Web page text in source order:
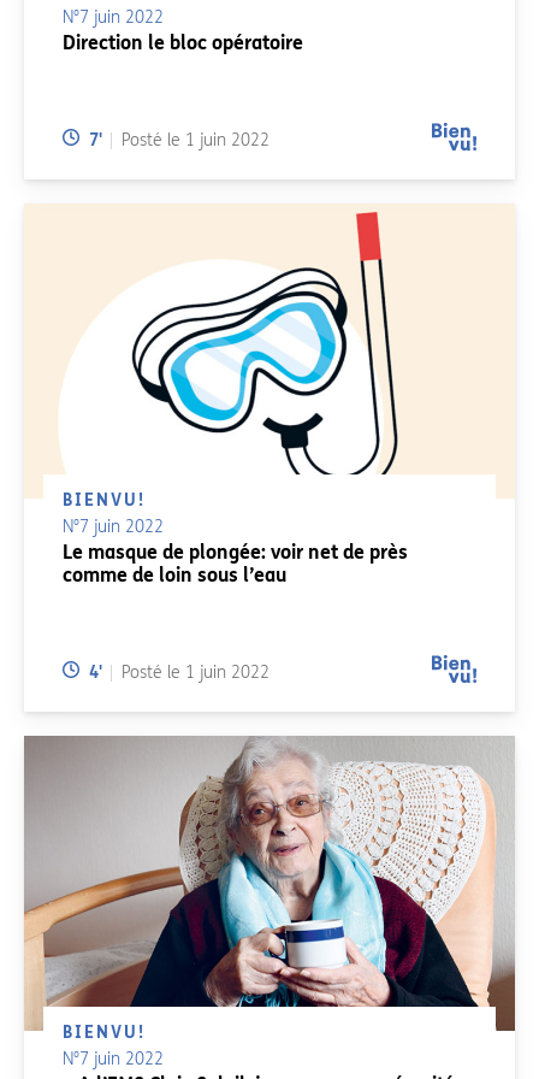
N°7 juin 2022
Direction le bloc opératoire
Temps de lecture:
7' Posté le 1 juin 2022
BIENVU!
N°7 juin 2022
Le masque de plongée: voir net de près
comme de loin sous l’eau
Temps de lecture:
4' Posté le 1 juin 2022
BIENVU!
N°7 juin 2022